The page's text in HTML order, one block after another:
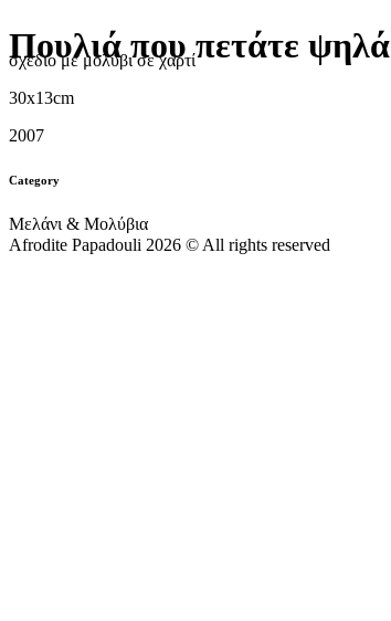
Πουλιά που πετάτε ψηλά
σχέδιο με μολύβι σε χαρτί
30x13cm
2007
Category
Μελάνι & Μολύβια
Afrodite Papadouli 2026 © All rights reserved